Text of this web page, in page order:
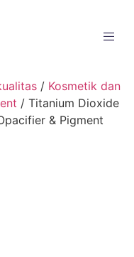
/ Kosmetik dan
/ Titanium Dioxide
& Pigment